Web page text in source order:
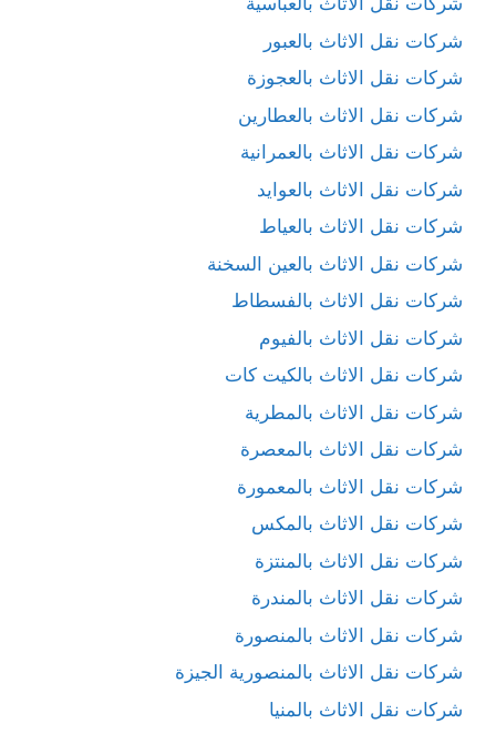
شركات نقل الاثاث بالعبور
شركات نقل الاثاث بالعجوزة
شركات نقل الاثاث بالعطارين
شركات نقل الاثاث بالعمرانية
شركات نقل الاثاث بالعوايد
شركات نقل الاثاث بالعياط
شركات نقل الاثاث بالعين السخنة
شركات نقل الاثاث بالفسطاط
شركات نقل الاثاث بالفيوم
شركات نقل الاثاث بالكيت كات
شركات نقل الاثاث بالمطرية
شركات نقل الاثاث بالمعصرة
شركات نقل الاثاث بالمعمورة
شركات نقل الاثاث بالمكس
شركات نقل الاثاث بالمنتزة
شركات نقل الاثاث بالمندرة
شركات نقل الاثاث بالمنصورة
شركات نقل الاثاث بالمنصورية الجيزة
شركات نقل الاثاث بالمنيا